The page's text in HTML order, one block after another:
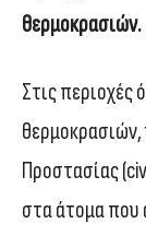
θερμοκρασιών.
Στις
θερμοκρασιών,
Προστασίας
στα άτομα που